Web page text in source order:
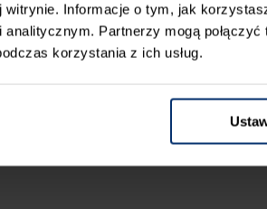
witrynie. Informacje o tym, jak
analitycznym. Partnerzy mogą
korzystania z ich usług.
POLECAMY: